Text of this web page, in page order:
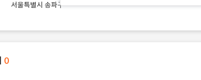
서울특별시 송파구
0